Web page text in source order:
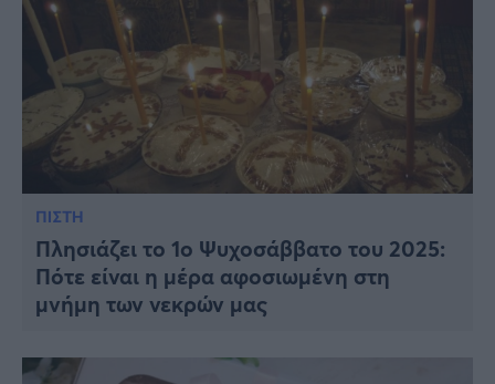
ΠΙΣΤΗ
Πλησιάζει το 1ο Ψυχοσάββατο του 2025:
Πότε είναι η μέρα αφοσιωμένη στη
μνήμη των νεκρών μας